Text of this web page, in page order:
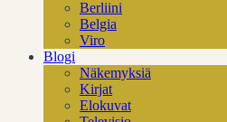
Berliini
Belgia
Viro
Blogi
Näkemyksiä
Kirjat
Elokuvat